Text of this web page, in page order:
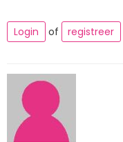
Login of registreer